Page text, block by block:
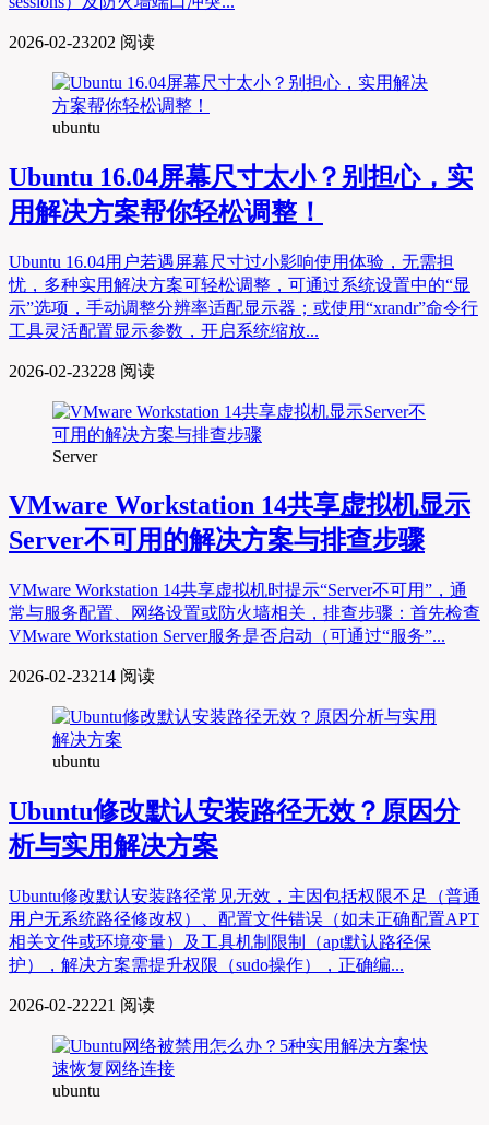
2026-02-23202 阅读
ubuntu
Ubuntu 16.04屏幕尺寸太小？别担心，实
用解决方案帮你轻松调整！
Ubuntu 16.04用户若遇屏幕尺寸过小影响使用体验，无需担
忧，多种实用解决方案可轻松调整，可通过系统设置中的“显
示”选项，手动调整分辨率适配显示器；或使用“xrandr”命令行
工具灵活配置显示参数，开启系统缩放...
2026-02-23228 阅读
Server
VMware Workstation 14共享虚拟机显示
Server不可用的解决方案与排查步骤
VMware Workstation 14共享虚拟机时提示“Server不可用”，通
常与服务配置、网络设置或防火墙相关，排查步骤：首先检查
VMware Workstation Server服务是否启动（可通过“服务”...
2026-02-23214 阅读
ubuntu
Ubuntu修改默认安装路径无效？原因分
析与实用解决方案
Ubuntu修改默认安装路径常见无效，主因包括权限不足（普通
用户无系统路径修改权）、配置文件错误（如未正确配置APT
相关文件或环境变量）及工具机制限制（apt默认路径保
护），解决方案需提升权限（sudo操作），正确编...
2026-02-22221 阅读
ubuntu